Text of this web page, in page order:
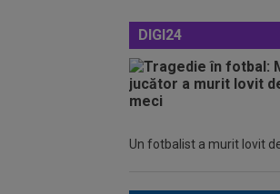
DIGI24
Un fotbalist a murit lovit